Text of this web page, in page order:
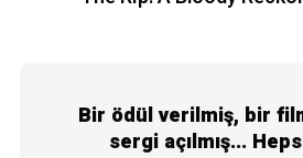
Bir ödül verilmiş, bir
sergi açılmış...